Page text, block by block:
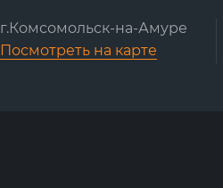
г.Комсомольск-на-Амуре
Посмотреть на карте